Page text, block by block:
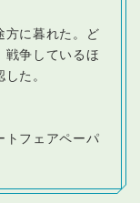
に暮れた。ど
戦争しているほ
た。
トフェアペーパ